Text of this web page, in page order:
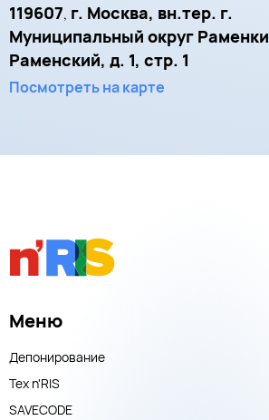
119607, г. Москва, вн.тер. г.
Муниципальный округ Раменки
Раменский, д. 1, стр. 1
Посмотреть на карте
Меню
Депонирование
Тех n'RIS
SAVECODE